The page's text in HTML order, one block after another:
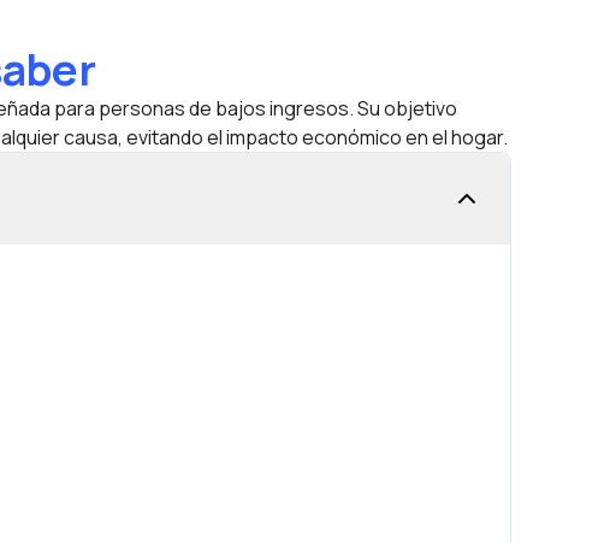
para personas de bajos ingresos. Su objetivo
causa, evitando el impacto económico en el hogar.